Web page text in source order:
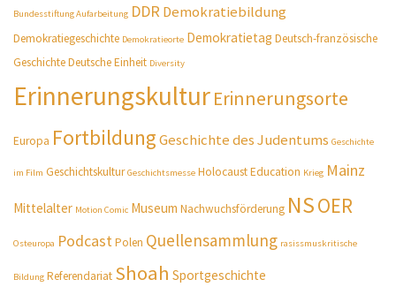
Bundesstiftung Aufarbeitung DDR Demokratiebildung
Demokratiegeschichte Demokratieorte Demokratietag Deutsch-französische
GeschichteDeutsche Einheit Diversity
ErinnerungskulturErinnerungsorte
Europa Fortbildung Geschichte des Judentums Geschichte
im Film Geschichtskultur Geschichtsmesse Holocaust Education Krieg Mainz
Mittelalter Motion Comic Museum Nachwuchsförderung NSOER
Osteuropa PodcastPolen Quellensammlung rasissmuskritische
Bildung Referendariat Shoah Sportgeschichte